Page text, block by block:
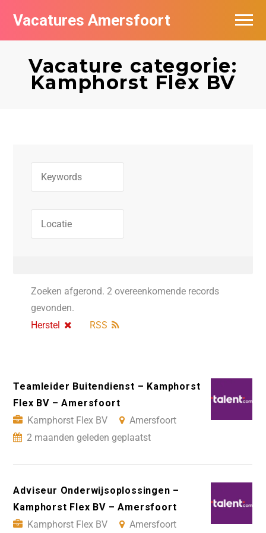
Vacatures Amersfoort
Vacature categorie:
Kamphorst Flex BV
Zoeken afgerond. 2 overeenkomende records
gevonden.
Herstel
RSS
Teamleider Buitendienst – Kamphorst
Flex BV – Amersfoort
Kamphorst Flex BV
Amersfoort
2 maanden geleden geplaatst
Adviseur Onderwijsoplossingen –
Kamphorst Flex BV – Amersfoort
Kamphorst Flex BV
Amersfoort
Vacatures per bedrijf
De populairste vacatures in Amersfoort